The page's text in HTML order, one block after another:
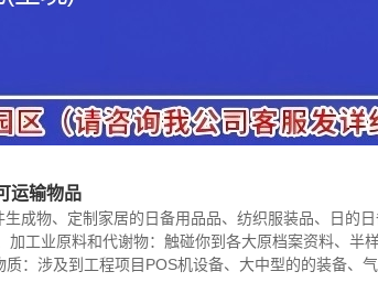
运输物品
成物、定制家居的日备用品品、纺织服装品、日的
工业原料和代谢物：触碰你到各大原档案资料、半
：涉及到工程项目POS机设备、大中型的的装备、